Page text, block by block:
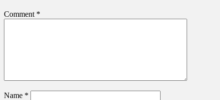
Comment *
Name *